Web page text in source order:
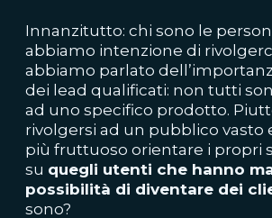
Innanzitutto: chi sono le
abbiamo intenzione di
abbiamo parlato
dei lead qualificati: non tutti
ad uno specifico prodotto.
rivolgersi ad un pubblico vasto
più fruttuoso orientare i propri
su quegli utenti che hanno
possibilità di diventare dei
sono?